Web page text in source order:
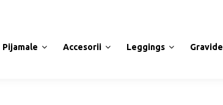
Pijamale Accesorii Leggings Gravide